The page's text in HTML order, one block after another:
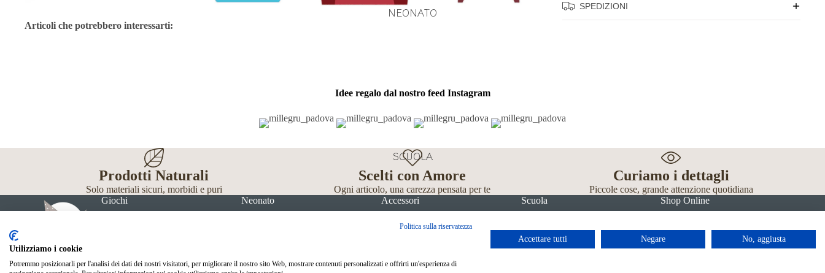
NEONATO
SCUOLA
SPEDIZIONI
Articoli che potrebbero interessarti:
Idee regalo dal nostro feed Instagram
Prodotti Naturali
Solo materiali sicuri, morbidi e puri
Scelti con Amore
Ogni articolo, una carezza pensata per te
Curiamo i dettagli
Piccole cose, grande attenzione quotidiana
Giochi
Neonato Accessori Scuola Shop Online
Politica sulla riservatezza
Utilizziamo i cookie
Potremmo posizionarli per l'analisi dei dati dei nostri visitatori, per migliorare il nostro sito Web, mostrare contenuti personalizzati e offrirti un'esperienza di
Accettare tutti Negare No, aggiusta